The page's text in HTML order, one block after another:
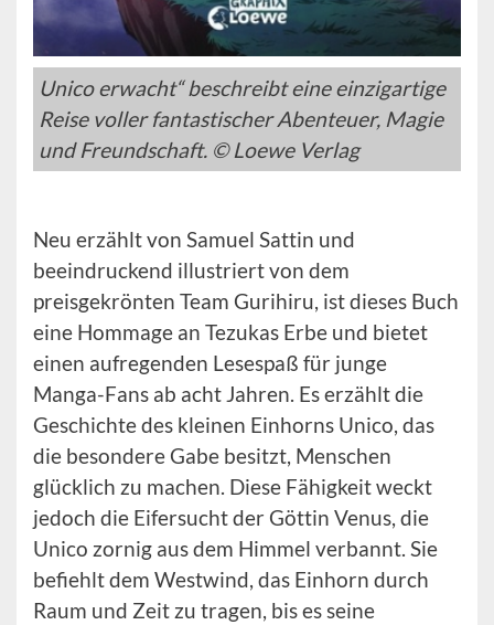
Unico erwacht“ beschreibt eine einzigartige
Reise voller fantastischer Abenteuer, Magie
und Freundschaft. © Loewe Verlag
Neu erzählt von Samuel Sattin und
beeindruckend illustriert von dem
preisgekrönten Team Gurihiru, ist dieses Buch
eine Hommage an Tezukas Erbe und bietet
einen aufregenden Lesespaß für junge
Manga-Fans ab acht Jahren. Es erzählt die
Geschichte des kleinen Einhorns Unico, das
die besondere Gabe besitzt, Menschen
glücklich zu machen. Diese Fähigkeit weckt
jedoch die Eifersucht der Göttin Venus, die
Unico zornig aus dem Himmel verbannt. Sie
befiehlt dem Westwind, das Einhorn durch
Raum und Zeit zu tragen, bis es seine